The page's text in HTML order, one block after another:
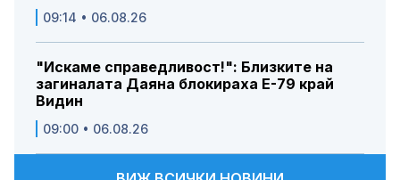
09:14 • 06.08.26
"Искаме справедливост!": Близките на
загиналата Даяна блокираха Е-79 край
Видин
09:00 • 06.08.26